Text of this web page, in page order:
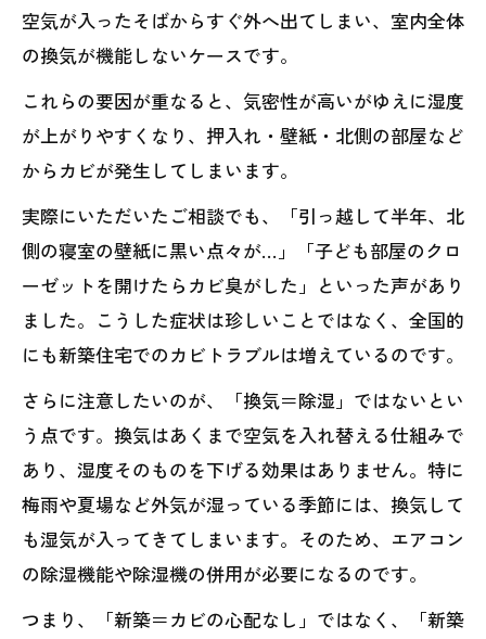
空気が入ったそばからすぐ外へ出てしまい、室内全体
の換気が機能しないケースです。
これらの要因が重なると、気密性が高いがゆえに湿度
が上がりやすくなり、押入れ・壁紙・北側の部屋など
からカビが発生してしまいます。
実際にいただいたご相談でも、「引っ越して半年、北
側の寝室の壁紙に黒い点々が…」「子ども部屋のクロ
ーゼットを開けたらカビ臭がした」といった声があり
ました。こうした症状は珍しいことではなく、全国的
にも新築住宅でのカビトラブルは増えているのです。
さらに注意したいのが、「換気＝除湿」ではないとい
う点です。換気はあくまで空気を入れ替える仕組みで
あり、湿度そのものを下げる効果はありません。特に
梅雨や夏場など外気が湿っている季節には、換気して
も湿気が入ってきてしまいます。そのため、エアコン
の除湿機能や除湿機の併用が必要になるのです。
つまり、「新築＝カビの心配なし」ではなく、「新築